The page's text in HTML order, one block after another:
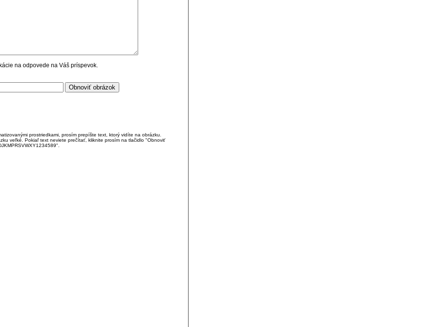
na odpovede na Váš príspevok.
prostriedkami, prosím prepíšte text, ktorý vidíte na obrázku.
veľké. Pokiaľ text neviete prečítať, kliknite prosím na tlačidlo "Obnoviť